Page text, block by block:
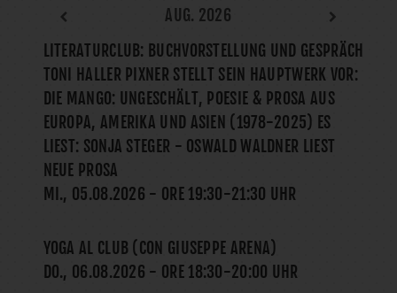
AUG. 2026
LITERATURCLUB: BUCHVORSTELLUNG UND GESPRÄCH
TONI HALLER PIXNER STELLT SEIN HAUPTWERK VOR:
DIE MANGO: UNGESCHÄLT, POESIE & PROSA AUS
EUROPA, AMERIKA UND ASIEN (1978-2025) ES
LIEST: SONJA STEGER - OSWALD WALDNER LIEST
NEUE PROSA
MI., 05.08.2026 - ORE 19:30-21:30 UHR
YOGA AL CLUB (CON GIUSEPPE ARENA)
DO., 06.08.2026 - ORE 18:30-20:00 UHR